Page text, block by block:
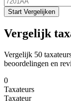
Start Vergelijken
Vergelijk
Vergelijk 50
beoordelingen en
0
Taxateurs
Taxateur